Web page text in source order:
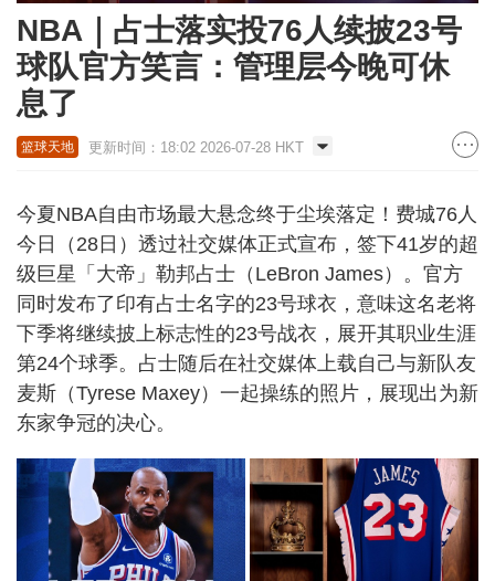
NBA｜占士落实投76人续披23号
球队官方笑言：管理层今晚可休
息了
篮球天地 更新时间：18:02 2026-07-28 HKT
今夏NBA自由市场最大悬念终于尘埃落定！费城76人
今日（28日）透过社交媒体正式宣布，签下41岁的超
级巨星「大帝」勒邦占士（LeBron James）。官方
同时发布了印有占士名字的23号球衣，意味这名老将
下季将继续披上标志性的23号战衣，展开其职业生涯
第24个球季。占士随后在社交媒体上载自己与新队友
麦斯（Tyrese Maxey）一起操练的照片，展现出为新
东家争冠的决心。